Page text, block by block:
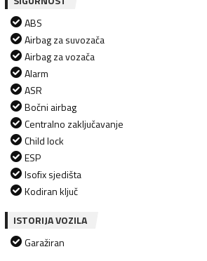
ABS
Airbag za suvozača
Airbag za vozača
Alarm
ASR
Bočni airbag
Centralno zaključavanje
Child lock
ESP
Isofix sjedišta
Kodiran ključ
ISTORIJA VOZILA
Garažiran